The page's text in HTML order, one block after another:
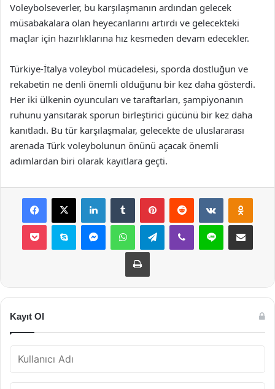
Voleybolseverler, bu karşılaşmanın ardından gelecek
müsabakalara olan heyecanlarını artırdı ve gelecekteki
maçlar için hazırlıklarına hız kesmeden devam edecekler.
Türkiye-İtalya voleybol mücadelesi, sporda dostluğun ve
rekabetin ne denli önemli olduğunu bir kez daha gösterdi.
Her iki ülkenin oyuncuları ve taraftarları, şampiyonanın
ruhunu yansıtarak sporun birleştirici gücünü bir kez daha
kanıtladı. Bu tür karşılaşmalar, gelecekte de uluslararası
arenada Türk voleybolunun önünü açacak önemli
adımlardan biri olarak kayıtlara geçti.
Facebook
X LinkedInTumblr PinterestReddit VKontakte
Pocket Skype MessengerWhatsAppTelegramViber Line E-Posta ile
Yazdır
Kayıt Ol